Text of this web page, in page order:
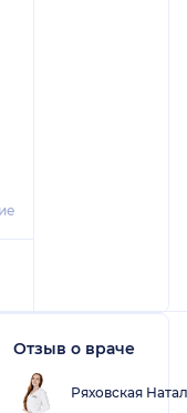
Отзыв о враче
Ряховская